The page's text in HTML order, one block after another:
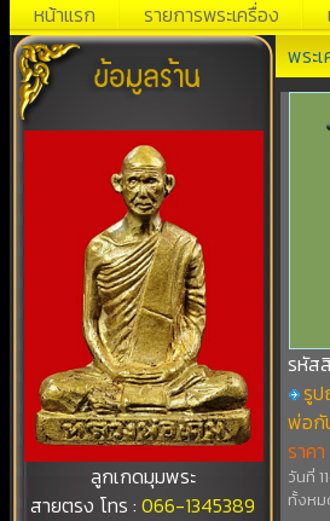
หน้าแรก รายการพระเครื่อง
ลูกเกดมุมพระ
สายตรง โทร :066-1345389
พระ
รหัส
รูป
พ่อกั
ราค
วันที่
ทั้งหม